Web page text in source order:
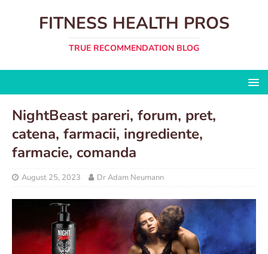
FITNESS HEALTH PROS
TRUE RECOMMENDATION BLOG
NightBeast pareri, forum, pret,
catena, farmacii, ingrediente,
farmacie, comanda
August 25, 2023 Dr Adam Neumann